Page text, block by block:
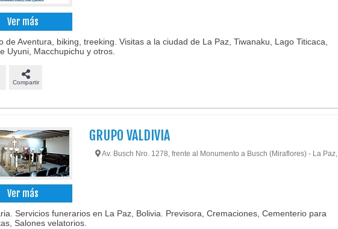
Ver más
de Aventura, biking, treeking. Visitas a la ciudad de La Paz, Tiwanaku, Lago Titicaca,
Uyuni, Macchupichu y otros.
Compartir
Ver más
GRUPO VALDIVIA
Av. Busch Nro. 1278, frente al Monumento a Busch (Miraflores) - La Paz,
Servicios funerarios en La Paz, Bolivia. Previsora, Cremaciones, Cementerio para
Salones velatorios.